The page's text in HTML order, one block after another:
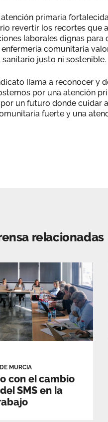
atención primaria
revertir los recortes que
laborales dignas para
enfermería comunitaria
sanitario justo ni sostenible.
llama a reconocer y
por una atención
un futuro donde cuidar
fuerte y una
relacionadas
MURCIA
con el cambio
SMS en la